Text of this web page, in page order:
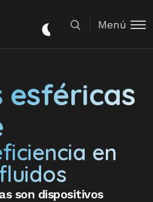
Menú
esféricas
en
son dispositivos